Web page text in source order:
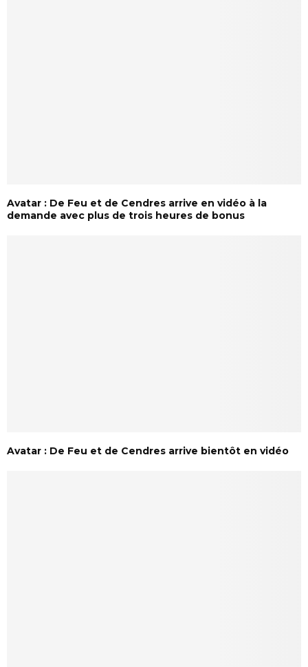
Avatar : De Feu et de Cendres arrive en vidéo à la
demande avec plus de trois heures de bonus
Avatar : De Feu et de Cendres arrive bientôt en vidéo